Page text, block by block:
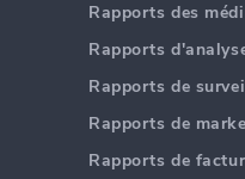
Rapports des
Rapports
Rapports de
Rapports de
Rapports de